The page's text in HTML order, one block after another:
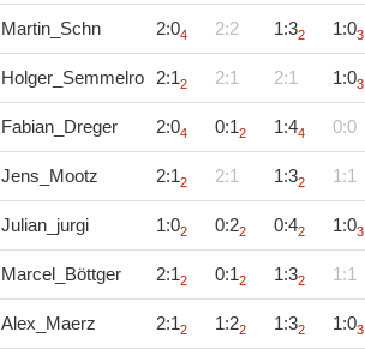
Martin_Schn 2:04 2:2 1:32 1:03
Holger_Semmelro 2:12 2:1 2:1 1:03
Fabian_Dreger 2:04 0:12 1:44 0:0
Jens_Mootz 2:12 2:1 1:32 1:1
Julian_jurgi 1:02 0:22 0:42 1:03
Marcel_Böttger 2:12 0:12 1:32 1:1
Alex_Maerz 2:12 1:22 1:32 1:03